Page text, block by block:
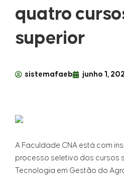
quatro
superior
sistemafaeb junho 1,
A Faculdade CNA está com
processo seletivo dos cursos
Tecnologia em Gestão do